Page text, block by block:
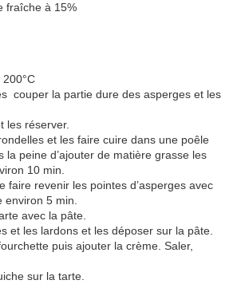
fraîche à 15%
couper la partie dure des asperges et les
les réserver.
et les faire cuire dans une poêle
la peine d’ajouter de matière grasse les
10 min.
faire revenir les pointes d’asperges avec
environ 5 min.
avec la pâte.
et les lardons et les déposer sur la pâte.
puis ajouter la crème. Saler,
sur la tarte.